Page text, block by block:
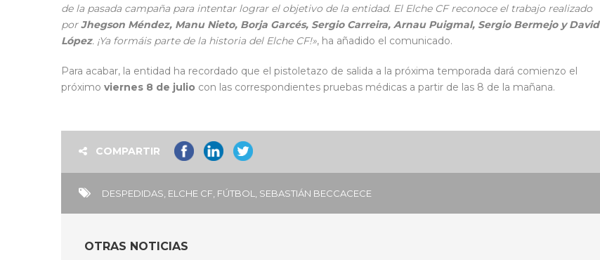
de la pasada campaña para intentar lograr el objetivo de la entidad. El Elche CF reconoce el trabajo realizado
porJhegson Méndez, Manu Nieto, Borja Garcés, Sergio Carreira, Arnau Puigmal, Sergio Bermejo y David
López. ¡Ya formáis parte de la historia del Elche CF!», ha añadido el comunicado.
Para acabar, la entidad ha recordado que el pistoletazo de salida a la próxima temporada dará comienzo el
próximo viernes 8 de julio con las correspondientes pruebas médicas a partir de las 8 de la mañana.
COMPARTIR
DESPEDIDAS, ELCHE CF, FÚTBOL, SEBASTIÁN BECCACECE
OTRAS NOTICIAS